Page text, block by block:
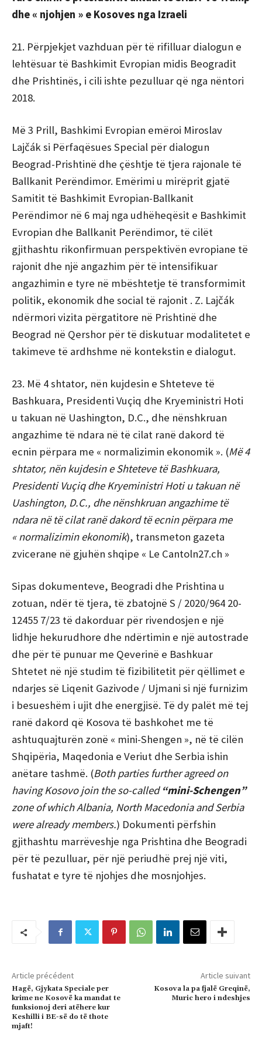
dhe « njohjen » e Kosoves nga Izraeli
21. Përpjekjet vazhduan për të rifilluar dialogun e
lehtësuar të Bashkimit Evropian midis Beogradit
dhe Prishtinës, i cili ishte pezulluar që nga nëntori
2018.
Më 3 Prill, Bashkimi Evropian emëroi Miroslav
Lajčák si Përfaqësues Special për dialogun
Beograd-Prishtinë dhe çështje të tjera rajonale të
Ballkanit Perëndimor. Emërimi u mirëprit gjatë
Samitit të Bashkimit Evropian-Ballkanit
Perëndimor në 6 maj nga udhëheqësit e Bashkimit
Evropian dhe Ballkanit Perëndimor, të cilët
gjithashtu rikonfirmuan perspektivën evropiane të
rajonit dhe një angazhim për të intensifikuar
angazhimin e tyre në mbështetje të transformimit
politik, ekonomik dhe social të rajonit . Z. Lajčák
ndërmori vizita përgatitore në Prishtinë dhe
Beograd në Qershor për të diskutuar modalitetet e
takimeve të ardhshme në kontekstin e dialogut.
23. Më 4 shtator, nën kujdesin e Shteteve të
Bashkuara, Presidenti Vuçiq dhe Kryeministri Hoti
u takuan në Uashington, D.C., dhe nënshkruan
angazhime të ndara në të cilat ranë dakord të
ecnin përpara me « normalizimin ekonomik ». (Më 4
shtator, nën kujdesin e Shteteve të Bashkuara,
Presidenti Vuçiq dhe Kryeministri Hoti u takuan në
Uashington, D.C., dhe nënshkruan angazhime të
ndara në të cilat ranë dakord të ecnin përpara me
« normalizimin ekonomik), transmeton gazeta
zvicerane në gjuhën shqipe « Le Cantoln27.ch »
Sipas dokumenteve, Beogradi dhe Prishtina u
zotuan, ndër të tjera, të zbatojnë S / 2020/964 20-
12455 7/23 të dakorduar për rivendosjen e një
lidhje hekurudhore dhe ndërtimin e një autostrade
dhe për të punuar me Qeverinë e Bashkuar
Shtetet në një studim të fizibilitetit për qëllimet e
ndarjes së Liqenit Gazivode / Ujmani si një furnizim
i besueshëm i ujit dhe energjisë. Të dy palët më tej
ranë dakord që Kosova të bashkohet me të
ashtuquajturën zonë « mini-Shengen », në të cilën
Shqipëria, Maqedonia e Veriut dhe Serbia ishin
anëtare tashmë. (Both parties further agreed on
having Kosovo join the so-called “mini-Schengen”
zone of which Albania, North Macedonia and Serbia
were already members.) Dokumenti përfshin
gjithashtu marrëveshje nga Prishtina dhe Beogradi
për të pezulluar, për një periudhë prej një viti,
fushatat e tyre të njohjes dhe mosnjohjes.
Article précédent
Hagë, Gjykata Speciale per
krime ne Kosovë ka mandat te
funksionoj deri atëhere kur
Keshilli i BE-së do të thote
mjaft!
Article suivant
Kosova la pa fjalë Greqinë,
Muric hero i ndeshjes